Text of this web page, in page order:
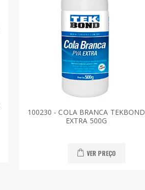
100230 - COLA BRANCA TEKBOND
EXTRA 500G
VER PREÇO